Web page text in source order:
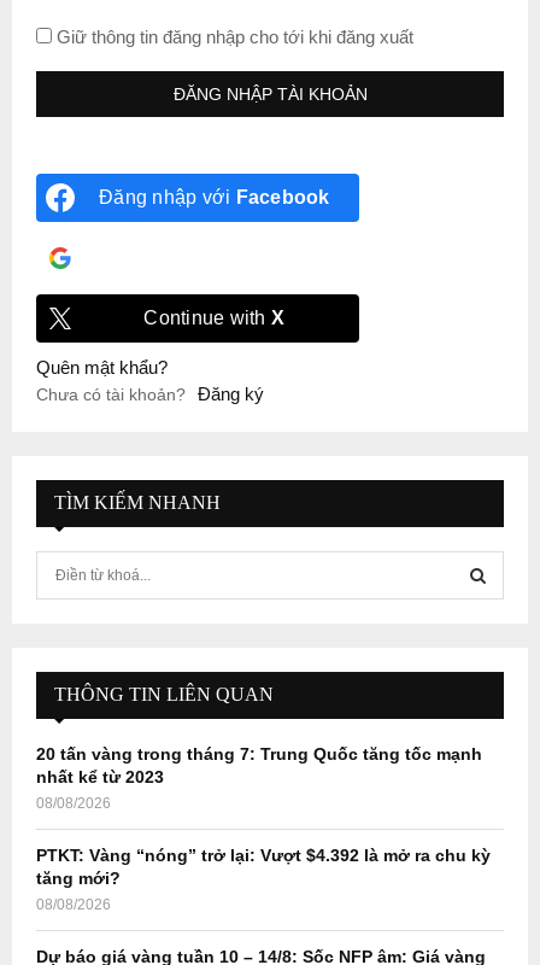
Giữ thông tin đăng nhập cho tới khi đăng xuất
Đăng nhập với Facebook
Continue with X
Quên mật khẩu?
Chưa có tài khoản? Đăng ký
TÌM KIẾM NHANH
f
r
E
A
H
THÔNG TIN LIÊN QUAN
20 tấn vàng trong tháng 7: Trung Quốc tăng tốc mạnh
nhất kể từ 2023
08/08/2026
PTKT: Vàng “nóng” trở lại: Vượt $4.392 là mở ra chu kỳ
tăng mới?
08/08/2026
Dự báo giá vàng tuần 10 – 14/8: Sốc NFP âm: Giá vàng